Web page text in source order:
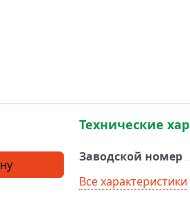
Технические
Заводской номер
Все характеристики